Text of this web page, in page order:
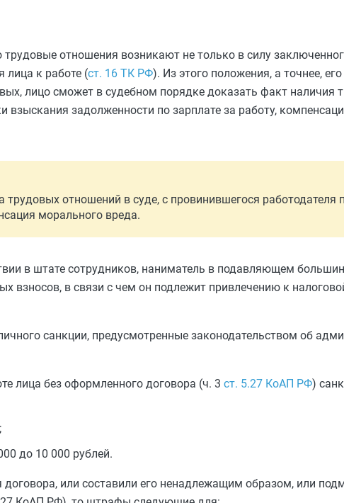
отношения возникают не только в силу
лица к работе (ст. 16 ТК РФ). Из этого положения, а точнее,
лицо сможет в судебном порядке доказать факт наличия
взыскания задолженности по зарплате за работу,
трудовых отношений в суде, с провинившегося
морального вреда.
в штате сотрудников, наниматель в подавляющем
взносов, в связи с чем он подлежит привлечению к
санкции, предусмотренные законодательством об
лица без оформленного договора (ч. 3 ст. 5.27 КоАП РФ)
до 10 000 рублей.
договора, или составили его ненадлежащим образом, или